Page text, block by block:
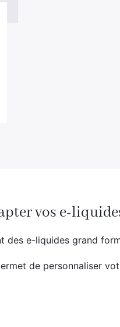
vos e-
des e-liquides grand
de personnaliser